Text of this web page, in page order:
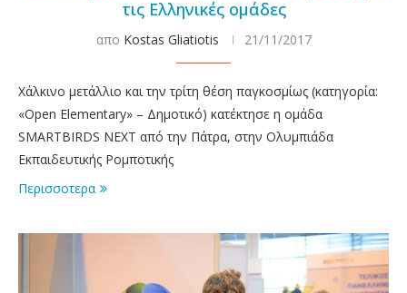
τις Ελληνικές ομάδες
απο Kostas Gliatiotis 21/11/2017
Χάλκινο μετάλλιο και την τρίτη θέση παγκοσμίως (κατηγορία:
«Open Elementary» – Δημοτικό) κατέκτησε η ομάδα
SMARTBIRDS NEXT από την Πάτρα, στην Ολυμπιάδα
Εκπαιδευτικής Ρομποτικής
Περισσοτερα